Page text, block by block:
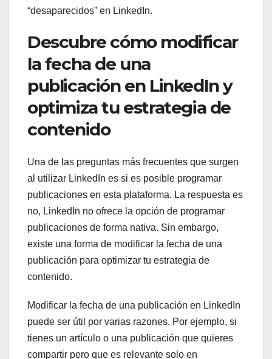
“desaparecidos” en LinkedIn.
Descubre cómo modificar
la fecha de una
publicación en LinkedIn y
optimiza tu estrategia de
contenido
Una de las preguntas más frecuentes que surgen
al utilizar LinkedIn es si es posible programar
publicaciones en esta plataforma. La respuesta es
no, LinkedIn no ofrece la opción de programar
publicaciones de forma nativa. Sin embargo,
existe una forma de modificar la fecha de una
publicación para optimizar tu estrategia de
contenido.
Modificar la fecha de una publicación en LinkedIn
puede ser útil por varias razones. Por ejemplo, si
tienes un artículo o una publicación que quieres
compartir pero que es relevante solo en